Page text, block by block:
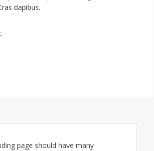
dapibus.
page should have many